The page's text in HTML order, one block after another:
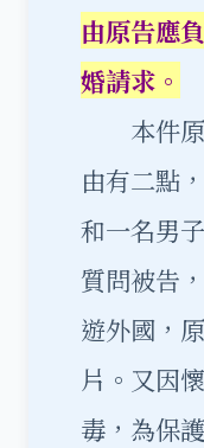
由原告應
婚請求。
本件原
由有二點
和一名男
質問被告
遊外國，
片。又因
毒，為保